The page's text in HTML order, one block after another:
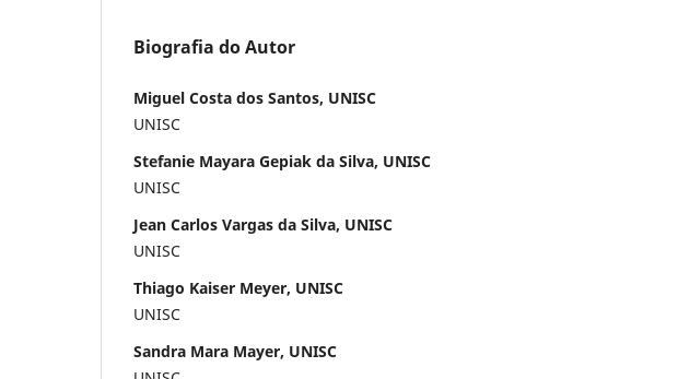
Biografia do Autor
Miguel Costa dos Santos, UNISC
UNISC
Stefanie Mayara Gepiak da Silva, UNISC
UNISC
Jean Carlos Vargas da Silva, UNISC
UNISC
Thiago Kaiser Meyer, UNISC
UNISC
Sandra Mara Mayer, UNISC